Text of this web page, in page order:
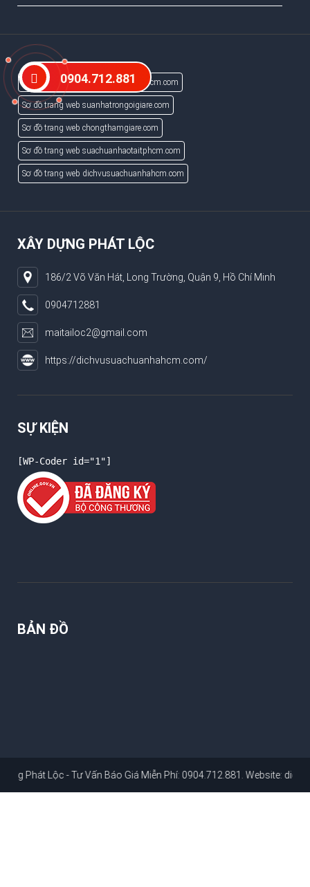
Sơ đồ trang web tranvachthachcaohcm.com
Sơ đồ trang web suanhatrongoigiare.com
Sơ đồ trang web chongthamgiare.com
Sơ đồ trang web suachuanhaotaitphcm.com
Sơ đồ trang web dichvusuachuanhahcm.com
XÂY DỰNG PHÁT LỘC
186/2 Võ Văn Hát, Long Trường, Quận 9, Hồ Chí Minh
0904712881
maitailoc2@gmail.com
https://dichvusuachuanhahcm.com/
SỰ KIỆN
[WP-Coder id="1"]
BẢN ĐỒ
Lộc - Tư Vấn Báo Giá Miễn Phí: 0904.712.881. Website:
0904.712.881